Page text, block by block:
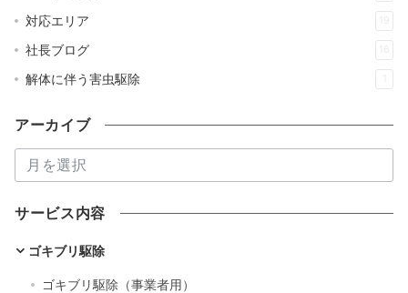
対応エリア 19
社長ブログ 16
解体に伴う害虫駆除
アーカイブ
ー
カ
イ
ブ
サービス内容
ゴキブリ駆除
ゴキブリ駆除（事業者用）